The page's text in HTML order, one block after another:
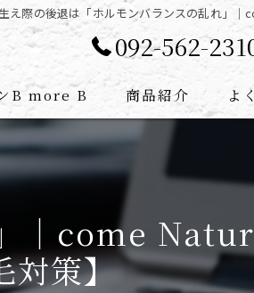
え際の後退は「ホルモンバランスの乱れ」
092-562-
B more B
の流れ
商品紹介 よ
｜come
対策】